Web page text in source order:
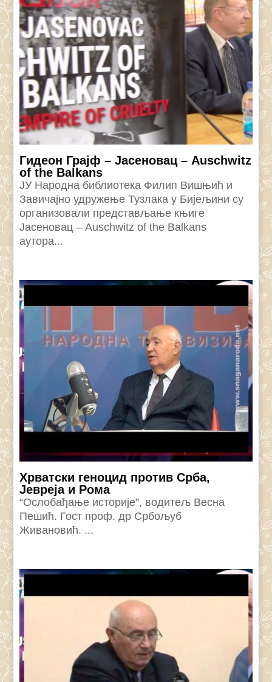
Гидеон Грајф – Јасеновац – Auschwitz
of the Balkans
ЈУ Народна библиотека Филип Вишњић и
Завичајно удружење Тузлака у Бијељини су
организовали представљање књиге
Јасеновац – Auschwitz of the Balkans
аутора...
Хрватски геноцид против Срба,
Јевреја и Рома
“Ослобађање историје”, водитељ Весна
Пешић. Гост проф. др Србољуб
Живановић. ...